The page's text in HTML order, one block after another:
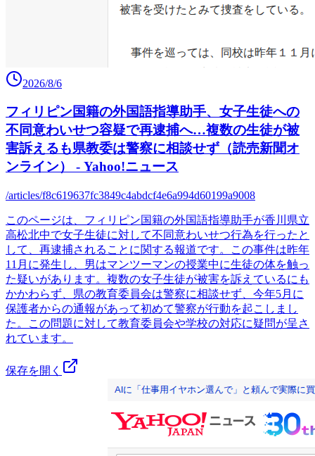
2026/8/6
フィリピン国籍の外国語指導助手、女子生徒への
不同意わいせつ容疑で再逮捕へ…複数の生徒が被
害訴えるも県教委は警察に相談せず（読売新聞オ
ンライン） - Yahoo!ニュース
/articles/f8c619637fc3849c4abdcf4e6a994d60199a9008
このページは、フィリピン国籍の外国語指導助手が香川県立
高松北中で女子生徒に対して不同意わいせつ行為を行ったと
して、再逮捕されることに関する報道です。この事件は昨年
11月に発生し、男はマンツーマンの授業中に生徒の体を触っ
た疑いがあります。複数の女子生徒が被害を訴えているにも
かかわらず、県の教育委員会は警察に相談せず、今年5月に
保護者からの通報があって初めて警察が行動を起こしまし
た。この問題に対して教育委員会や学校の対応に疑問が呈さ
れています。
保存を開く